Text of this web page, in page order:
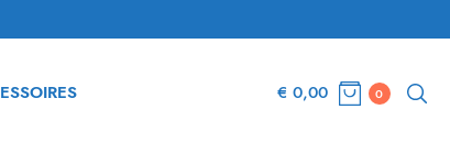
€ 0,00 0